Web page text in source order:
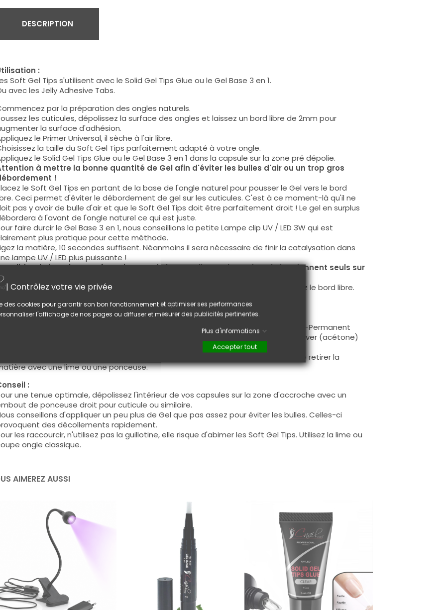
DESCRIPTION
:
Soft Gel Tips s'utilisent avec le Solid Gel Tips Glue ou le Gel Base 3 en 1.
avec les Jelly Adhesive Tabs.
par la préparation des ongles naturels.
les cuticules, dépolissez la surface des ongles et laissez un bord libre de 2mm pour
la surface d'adhésion.
le Primer Universal, il sèche à l'air libre.
la taille du Soft Gel Tips parfaitement adapté à votre ongle.
le Solid Gel Tips Glue ou le Gel Base 3 en 1 dans la capsule sur la zone pré dépolie.
à mettre la bonne quantité de Gel afin d'éviter les bulles d'air ou un trop gros
!
le Soft Gel Tips en partant de la base de l'ongle naturel pour pousser le Gel vers le bord
Ceci permet d'éviter le débordement de gel sur les cuticules. C'est à ce moment-là qu'il ne
pas y avoir de bulle d'air et que le Soft Gel Tips doit être parfaitement droit ! Le gel en surplus
à l'avant de l'ongle naturel ce qui est juste.
faire durcir le Gel Base 3 en 1, nous conseillions la petite Lampe clip UV / LED 3W qui est
plus pratique pour cette méthode.
la matière, 10 secondes suffisent. Néanmoins il sera nécessaire de finir la catalysation dans
lampe UV / LED plus puissante !
Solid Gel Tips Glue ne nécessite pas de lampe clip, car les Soft Gel Tips tiennent seuls sur
naturel grâce à sa viscosité plus dense.
la surface du soft gel tips, appliquez votre couleur et une finition, fermez le bord libre.
retirer votre Pose Américaine, 2 solutions s'offrent à vous.
lime ou la ponceuse / ou retirer le Gel de finition pour utiliser le remover.
ainsi que les Soft Gel Tips. En utilisant le Vernis Semi-Permanent
Top Coat qui est aussi soakoff, vous pouvez retirer toutes la matière avec le Remover (acétone)
La procédure de retrait avec le Solid Gel Tips Glue est plus longue. Il est conseillé de retirer la
avec une lime ou une ponceuse.
:
une tenue optimale, dépolissez l'intérieur de vos capsules sur la zone d'accroche avec un
de ponceuse droit pour cuticule ou similaire.
conseillons d'appliquer un peu plus de Gel que pas assez pour éviter les bulles. Celles-ci
des décollements rapidement.
les raccourcir, n'utilisez pas la guillotine, elle risque d'abimer les Soft Gel Tips. Utilisez la lime ou
ongle classique.
AIMEREZ AUSSI
| Contrôlez votre vie privée
des cookies pour garantir son bon fonctionnement et optimiser ses performances
l'affichage de nos pages ou diffuser et mesurer des publicités pertinentes.
Plus d'informations
Accepter tout